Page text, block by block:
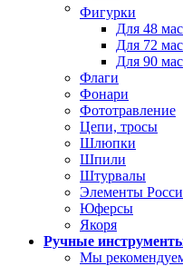
Фигурки
Для 48
Для 72
Для 90
Флаги
Фонари
Фототравление
Цепи, тросы
Шлюпки
Шпили
Штурвалы
Элементы
Юферсы
Якоря
Ручные
Мы